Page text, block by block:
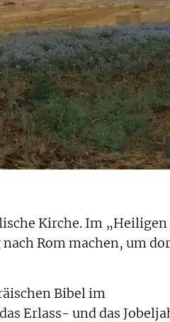
Kirche. Im „Heiligen
Rom machen, um
Bibel im
Erlass- und das